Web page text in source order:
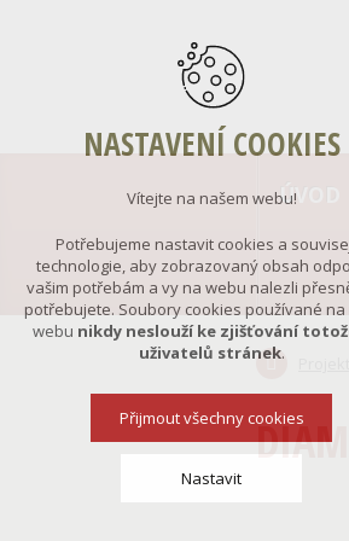
ÚVOD
NASTAVENÍ COOKIES
Vítejte na našem webu!
Potřebujeme nastavit cookies a
technologie, aby zobrazovaný obsah
vašim potřebám a vy na webu nalezli
potřebujete. Soubory cookies používané na
webu nikdy neslouží ke zjišťování
uživatelů stránek.
Přijmout všechny cookies
Nastavit